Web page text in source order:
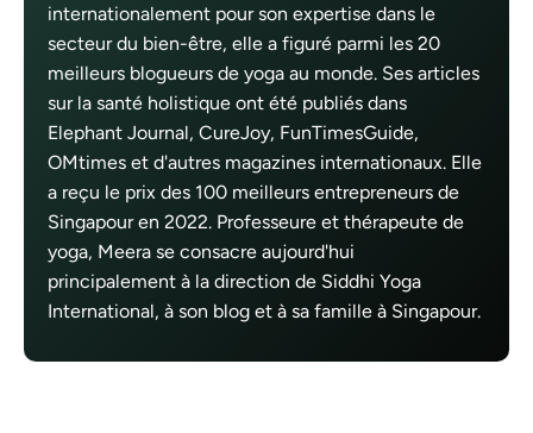
internationalement pour son expertise dans le
secteur du bien-être, elle a figuré parmi les 20
meilleurs blogueurs de yoga au monde. Ses articles
sur la santé holistique ont été publiés dans
Elephant Journal, CureJoy, FunTimesGuide,
OMtimes et d'autres magazines internationaux. Elle
a reçu le prix des 100 meilleurs entrepreneurs de
Singapour en 2022. Professeure et thérapeute de
yoga, Meera se consacre aujourd'hui
principalement à la direction de Siddhi Yoga
International, à son blog et à sa famille à Singapour.